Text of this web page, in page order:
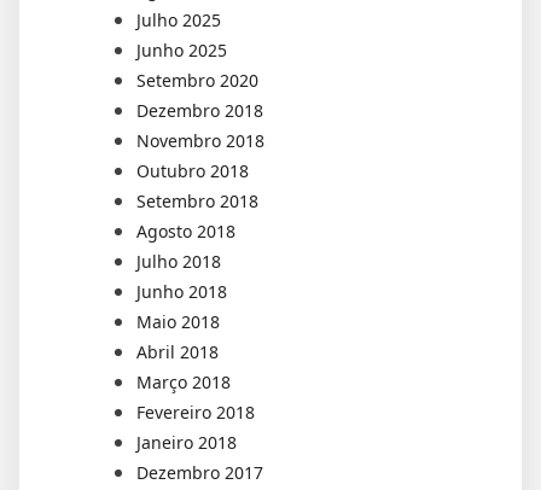
Julho 2025
Junho 2025
Setembro 2020
Dezembro 2018
Novembro 2018
Outubro 2018
Setembro 2018
Agosto 2018
Julho 2018
Junho 2018
Maio 2018
Abril 2018
Março 2018
Fevereiro 2018
Janeiro 2018
Dezembro 2017